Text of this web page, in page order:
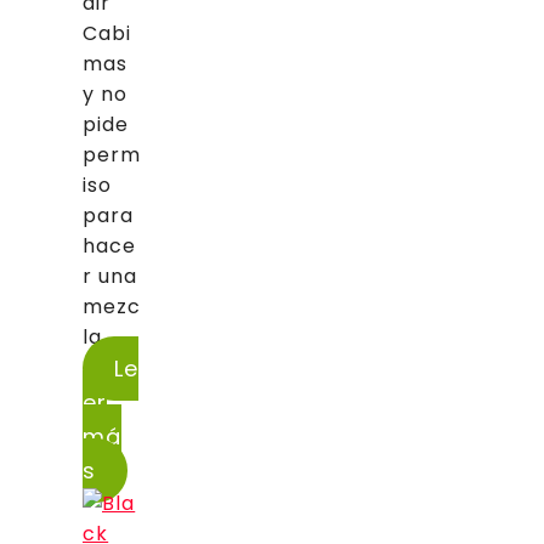
Cabi
mas
y no
pide
perm
iso
para
hace
r una
mezc
la...
Le
er
má
s